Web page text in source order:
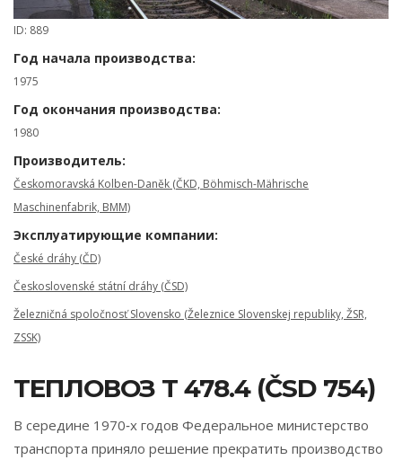
ID: 889
Год начала производства:
1975
Год окончания производства:
1980
Производитель:
Českomoravská Kolben-Daněk (ČKD, Böhmisch-Mährische
Maschinenfabrik, BMM)
Эксплуатирующие компании:
České dráhy (ČD)
Československé státní dráhy (ČSD)
Železničná spoločnosť Slovensko (Železnice Slovenskej republiky, ŽSR,
ZSSK)
ТЕПЛОВОЗ T 478.4 (ČSD 754)
В середине 1970‑х годов Федеральное министерство
транспорта приняло решение прекратить производство